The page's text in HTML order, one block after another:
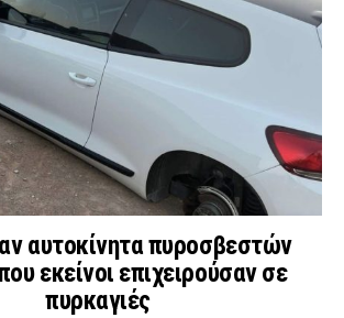
αυτοκίνητα πυροσβεστών
εκείνοι επιχειρούσαν σε
πυρκαγιές